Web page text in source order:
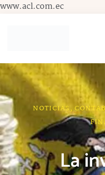
www.acl.com.ecIr
NOTICIAS,
La